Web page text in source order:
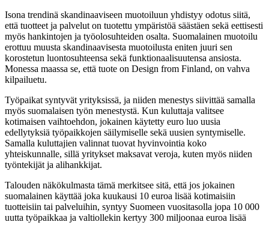
Isona trendinä skandinaaviseen muotoiluun yhdistyy odotus siitä,
että tuotteet ja palvelut on tuotettu ympäristöä säästäen sekä eettisesti
myös hankintojen ja työolosuhteiden osalta. Suomalainen muotoilu
erottuu muusta skandinaavisesta muotoilusta eniten juuri sen
korostetun luontosuhteensa sekä funktionaalisuutensa ansiosta.
Monessa maassa se, että tuote on Design from Finland, on vahva
kilpailuetu.
Työpaikat syntyvät yrityksissä, ja niiden menestys siivittää samalla
myös suomalaisen työn menestystä. Kun kuluttaja valitsee
kotimaisen vaihtoehdon, jokainen käytetty euro luo uusia
edellytyksiä työpaikkojen säilymiselle sekä uusien syntymiselle.
Samalla kuluttajien valinnat tuovat hyvinvointia koko
yhteiskunnalle, sillä yritykset maksavat veroja, kuten myös niiden
työntekijät ja alihankkijat.
Talouden näkökulmasta tämä merkitsee sitä, että jos jokainen
suomalainen käyttää joka kuukausi 10 euroa lisää kotimaisiin
tuotteisiin tai palveluihin, syntyy Suomeen vuositasolla jopa 10 000
uutta työpaikkaa ja valtiollekin kertyy 300 miljoonaa euroa lisää